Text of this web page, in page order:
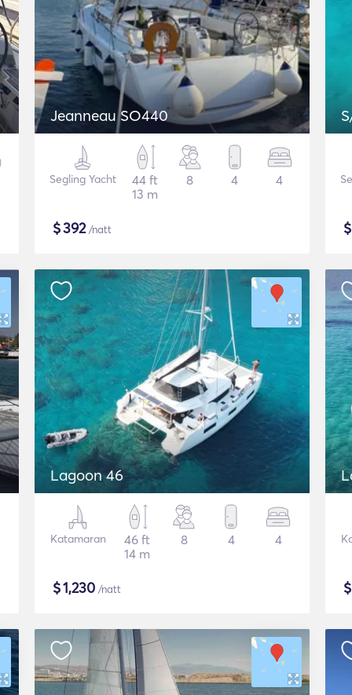
Jeanneau SO440
Segling Yacht
44 ft
13 m
8 4 4
$392/natt
Lagoon 46
Katamaran
46 ft
14 m
8 4 4
$1,230 /natt